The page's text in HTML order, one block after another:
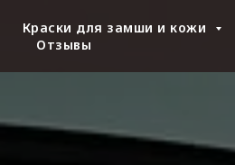
Краски для замши и кожи
Отзывы